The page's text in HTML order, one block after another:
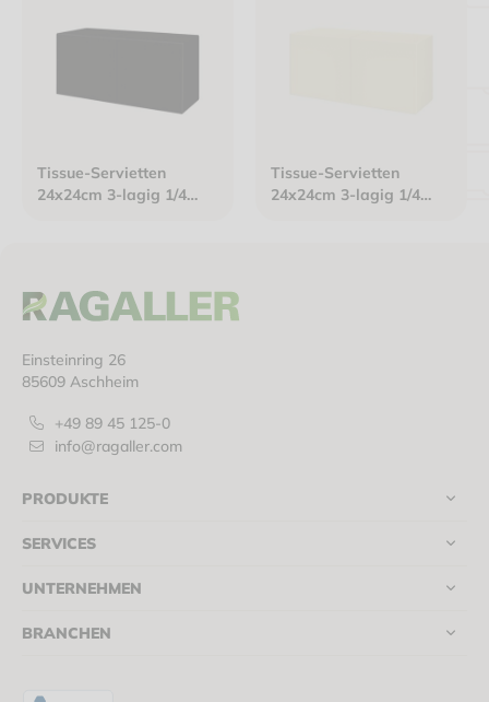
Tissue-Servietten
24x24cm 3-lagig 1/4
Tissue-Servietten
24x24cm 3-lagig 1/4
Einsteinring 26
85609 Aschheim
+49 89 45 125-0
info@ragaller.com
PRODUKTE
SERVICES
UNTERNEHMEN
BRANCHEN